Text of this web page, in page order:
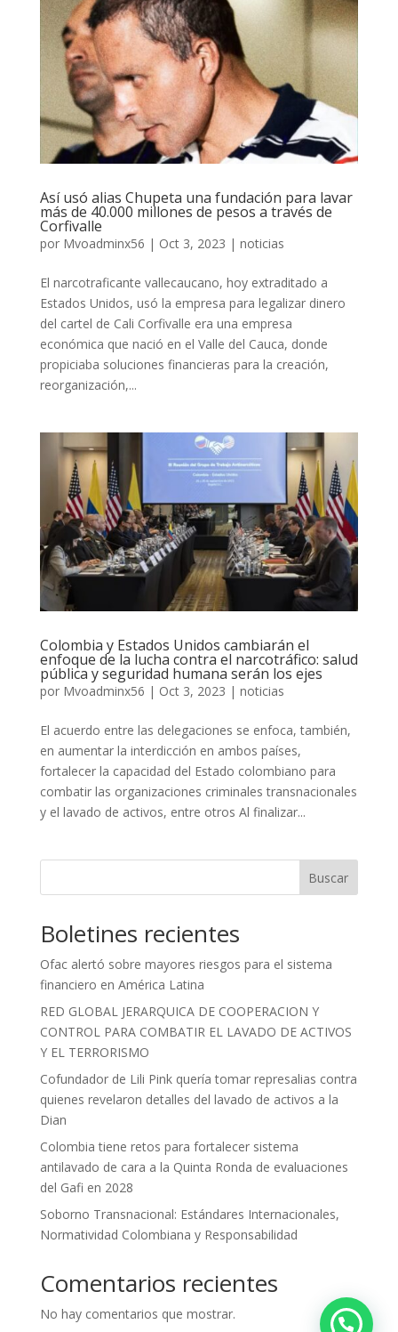
Así usó alias Chupeta una fundación para lavar
más de 40.000 millones de pesos a través de
Corfivalle
por Mvoadminx56 | Oct 3, 2023 | noticias
El narcotraficante vallecaucano, hoy extraditado a
Estados Unidos, usó la empresa para legalizar dinero
del cartel de Cali Corfivalle era una empresa
económica que nació en el Valle del Cauca, donde
propiciaba soluciones financieras para la creación,
reorganización,...
Colombia y Estados Unidos cambiarán el
enfoque de la lucha contra el narcotráfico: salud
pública y seguridad humana serán los ejes
por Mvoadminx56 | Oct 3, 2023 | noticias
El acuerdo entre las delegaciones se enfoca, también,
en aumentar la interdicción en ambos países,
fortalecer la capacidad del Estado colombiano para
combatir las organizaciones criminales transnacionales
y el lavado de activos, entre otros Al finalizar...
Buscar
Boletines recientes
Ofac alertó sobre mayores riesgos para el sistema
financiero en América Latina
RED GLOBAL JERARQUICA DE COOPERACION Y
CONTROL PARA COMBATIR EL LAVADO DE ACTIVOS
Y EL TERRORISMO
Cofundador de Lili Pink quería tomar represalias contra
quienes revelaron detalles del lavado de activos a la
Dian
Colombia tiene retos para fortalecer sistema
antilavado de cara a la Quinta Ronda de evaluaciones
del Gafi en 2028
Soborno Transnacional: Estándares Internacionales,
Normatividad Colombiana y Responsabilidad
Comentarios recientes
No hay comentarios que mostrar.